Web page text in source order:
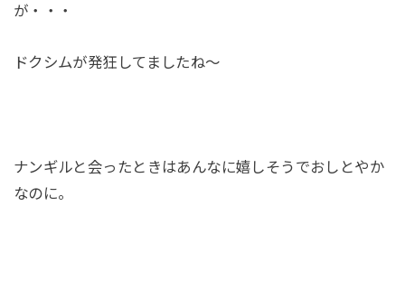
が・・・
ドクシムが発狂してましたね～
ナンギルと会ったときはあんなに嬉しそうでおしとやか
なのに。